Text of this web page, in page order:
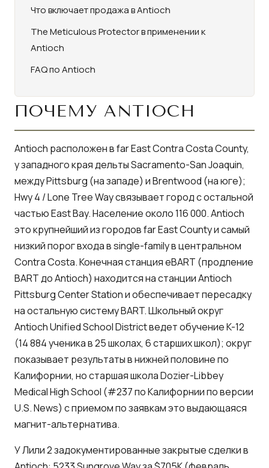
Что включает продажа в Antioch
The Meticulous Protector в применении к
Antioch
FAQ по Antioch
ПОЧЕМУ ANTIOCH
Antioch расположен в far East Contra Costa County,
у западного края дельты Sacramento-San Joaquin,
между Pittsburg (на западе) и Brentwood (на юге);
Hwy 4 / Lone Tree Way связывает город с остальной
частью East Bay. Население около 116 000. Antioch
это крупнейший из городов far East County и самый
низкий порог входа в single-family в центральном
Contra Costa. Конечная станция eBART (продление
BART до Antioch) находится на станции Antioch
Pittsburg Center Station и обеспечивает пересадку
на остальную систему BART. Школьный округ
Antioch Unified School District ведет обучение K-12
(14 884 ученика в 25 школах, 6 старших школ); округ
показывает результаты в нижней половине по
Калифорнии, но старшая школа Dozier-Libbey
Medical High School (#237 по Калифорнии по версии
U.S. News) с приемом по заявкам это выдающаяся
магнит-альтернатива.
У Лили 2 задокументированные закрытые сделки в